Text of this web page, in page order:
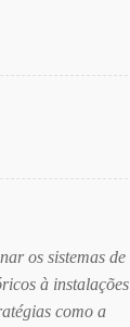
os sistemas de
à instalações
como a